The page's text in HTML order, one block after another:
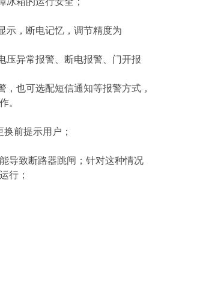
示， 断电记忆，调节精度为
压异常报警、断电报警、门开报
也可选配短信通知等报警方式，
。
前提示用户；
导致断路器跳闸；针对这种情况
行；